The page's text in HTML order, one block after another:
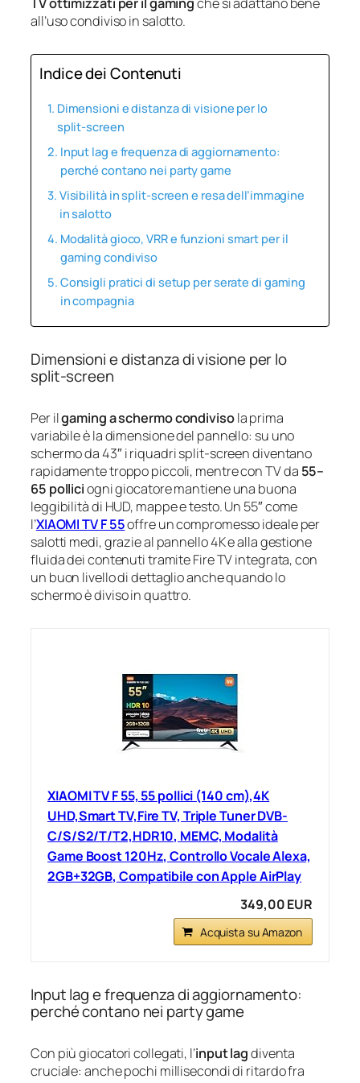
all’uso condiviso in salotto.
Indice dei Contenuti
Dimensioni e distanza di visione per lo
split‑screen
Input lag e frequenza di aggiornamento:
perché contano nei party game
Visibilità in split‑screen e resa dell’immagine
in salotto
Modalità gioco, VRR e funzioni smart per il
gaming condiviso
Consigli pratici di setup per serate di gaming
in compagnia
Dimensioni e distanza di visione per lo
split‑screen
Per ilgaming a schermo condivisola prima
variabile è la dimensione del pannello: su uno
schermo da 43″ i riquadri split‑screen diventano
rapidamente troppo piccoli, mentre con TV da 55–
65 polliciogni giocatore mantiene una buona
leggibilità di HUD, mappe e testo. Un 55″ come
l’XIAOMI TV F 55offre un compromesso ideale per
salotti medi, grazie al pannello 4K e alla gestione
fluida dei contenuti tramite Fire TV integrata, con
un buon livello di dettaglio anche quando lo
schermo è diviso in quattro.
XIAOMI TV F 55, 55 pollici (140 cm),4K
UHD,Smart TV,Fire TV, Triple Tuner DVB-
C/S/S2/T/T2,HDR10, MEMC, Modalità
Game Boost 120Hz, Controllo Vocale Alexa,
2GB+32GB, Compatibile con Apple AirPlay
349,00 EUR
Acquista su Amazon
Input lag e frequenza di aggiornamento:
perché contano nei party game
Con più giocatori collegati, l’input lagdiventa
cruciale: anche pochi millisecondi di ritardo fra